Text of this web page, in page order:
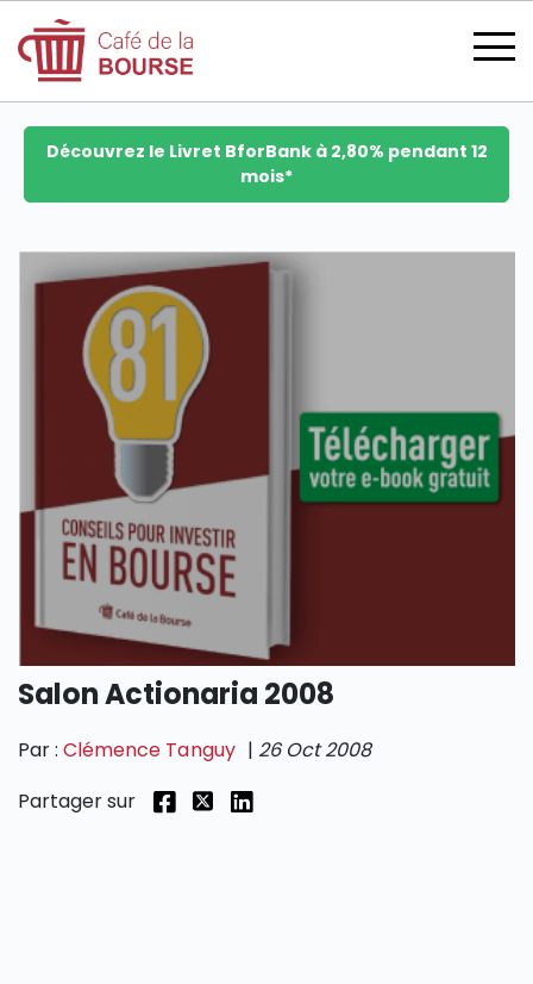
se connecter
devenir membre
CATÉGORIES
SECTIONS
Découvrez le Livret BforBank à 2,80% pendant 12
mois*
Salon Actionaria 2008
Par :Clémence Tanguy | 26 Oct 2008
Partager sur